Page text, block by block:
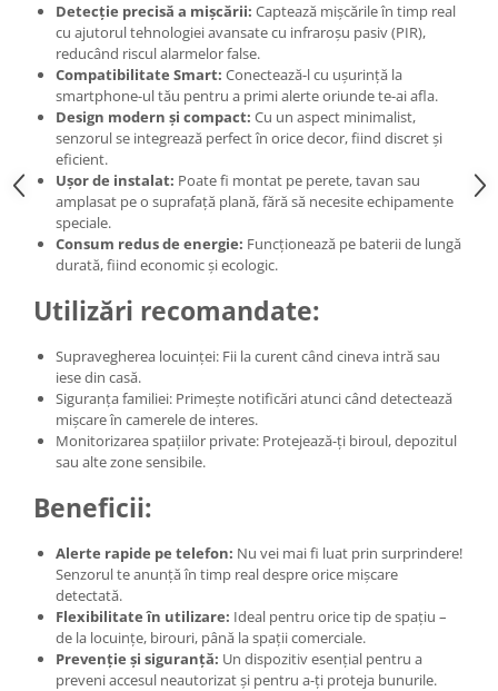
Detecție precisă a mișcării: Captează mișcările în timp real
cu ajutorul tehnologiei avansate cu infraroșu pasiv (PIR),
reducând riscul alarmelor false.
Compatibilitate Smart: Conectează-l cu ușurință la
smartphone-ul tău pentru a primi alerte oriunde te-ai afla.
Design modern și compact: Cu un aspect minimalist,
senzorul se integrează perfect în orice decor, fiind discret și
eficient.
Ușor de instalat: Poate fi montat pe perete, tavan sau
amplasat pe o suprafață plană, fără să necesite echipamente
speciale.
Consum redus de energie: Funcționează pe baterii de lungă
durată, fiind economic și ecologic.
Utilizări recomandate:
Supravegherea locuinței: Fii la curent când cineva intră sau
iese din casă.
Siguranța familiei: Primește notificări atunci când detectează
mișcare în camerele de interes.
Monitorizarea spațiilor private: Protejează-ți biroul, depozitul
sau alte zone sensibile.
Beneficii:
Alerte rapide pe telefon: Nu vei mai fi luat prin surprindere!
Senzorul te anunță în timp real despre orice mișcare
detectată.
Flexibilitate în utilizare: Ideal pentru orice tip de spațiu –
de la locuințe, birouri, până la spații comerciale.
Prevenție și siguranță: Un dispozitiv esențial pentru a
preveni accesul neautorizat și pentru a-ți proteja bunurile.